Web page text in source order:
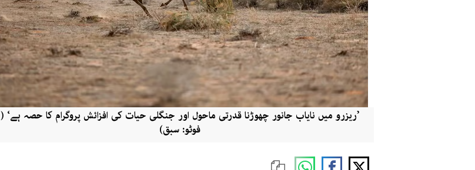
’ریزرو میں نایاب جانور چھوڑنا قدرتی ماحول اور جنگلی حیات کی افزائش پروگرام کا حصہ ہے‘ (
فوٹو: سبق)